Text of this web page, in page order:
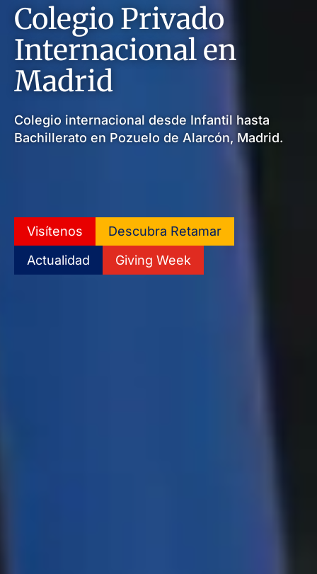
Colegio Privado
Internacional en
Madrid
Colegio internacional desde Infantil hasta
Bachillerato en Pozuelo de Alarcón, Madrid.
Visítenos
Descubra Retamar
Actualidad
Giving Week